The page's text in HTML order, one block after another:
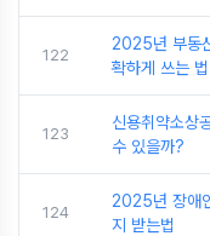
122
2025년 부동
확하게 쓰는 법
123
신용취약소상
수 있을까?
124
2025년 장애
지 받는법